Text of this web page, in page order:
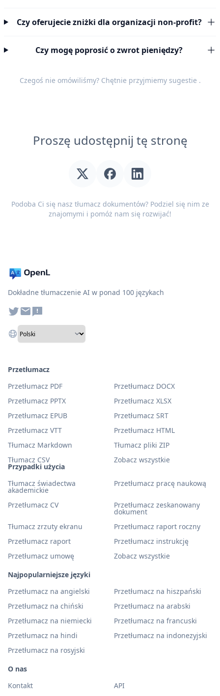
Czy oferujecie zniżki dla organizacji non-profit?
Czy mogę poprosić o zwrot pieniędzy?
Czegoś nie omówiliśmy? Chętnie przyjmiemy sugestie .
Proszę udostępnij tę stronę
Podoba Ci się nasz tłumacz dokumentów? Podziel się nim ze
znajomymi i pomóż nam się rozwijać!
Dokładne tłumaczenie AI w ponad 100 językach
Przypadki użycia
Tłumacz świadectwa
akademickie
Przetłumacz pracę naukową
Przetłumacz CV Przetłumacz zeskanowany
dokument
Tłumacz zrzuty ekranu
Przetłumacz raport roczny
Przetłumacz raport
Przetłumacz instrukcję
Przetłumacz umowę
Zobacz wszystkie
Najpopularniejsze języki
Przetłumacz na angielski
Przetłumacz na hiszpański
Przetłumacz na chiński
Przetłumacz na arabski
Przetłumacz na niemiecki
Przetłumacz na francuski
Przetłumacz na hindi
Przetłumacz na indonezyjski
Przetłumacz na rosyjski
Przetłumacz
Przetłumacz PDF
Przetłumacz DOCX
Przetłumacz PPTX
Przetłumacz XLSX
Przetłumacz EPUB
Przetłumacz SRT
Przetłumacz VTT
Przetłumacz HTML
Tłumacz Markdown
Tłumacz pliki ZIP
Tłumacz CSV
Zobacz wszystkie
O nas
Kontakt
API